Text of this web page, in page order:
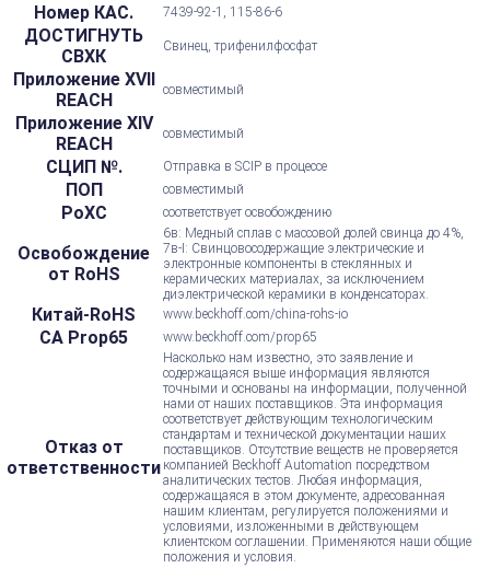
Номер КАС. 7439-92-1, 115-86-6
ДОСТИГНУТЬ
СВХК
Свинец, трифенилфосфат
Приложение XVII
REACH
совместимый
Приложение XIV
REACH
совместимый
СЦИП №. Отправка в SCIP в процессе
ПОП совместимый
РоХС соответствует освобождению
Освобождение
от RoHS
6в: Медный сплав с массовой долей свинца до 4%,
7в-I: Свинцовосодержащие электрические и
электронные компоненты в стеклянных и
керамических материалах, за исключением
диэлектрической керамики в конденсаторах.
Китай-RoHS www.beckhoff.com/china-rohs-io
CA Prop65 www.beckhoff.com/prop65
Отказ от
ответственности
Насколько нам известно, это заявление и
содержащаяся выше информация являются
точными и основаны на информации, полученной
нами от наших поставщиков. Эта информация
соответствует действующим технологическим
стандартам и технической документации наших
поставщиков. Отсутствие веществ не проверяется
компанией Beckhoff Automation посредством
аналитических тестов. Любая информация,
содержащаяся в этом документе, адресованная
нашим клиентам, регулируется положениями и
условиями, изложенными в действующем
клиентском соглашении. Применяются наши общие
положения и условия.